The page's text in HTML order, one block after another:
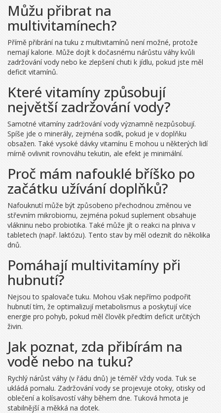
Můžu přibrat na
multivitamínech?
Přímě přibrání na tuku z multivitamínů není možné, protože
nemají kalorie. Může dojít k dočasnému nárůstu váhy kvůli
zadržování vody nebo ke zlepšení chuti k jídlu, pokud jste měl
deficit vitamínů.
Které vitamíny způsobují
největší zadržování vody?
Samotné vitamíny zadržování vody významně nezpůsobují.
Spíše jde o minerály, zejména sodík, pokud je v doplňku
obsažen. Také vysoké dávky vitamínu E mohou u některých lidí
mírně ovlivnit rovnováhu tekutin, ale efekt je minimální.
Proč mám nafouklé bříško po
začátku užívání doplňků?
Nafouknutí může být způsobeno přechodnou změnou ve
střevním mikrobiomu, zejména pokud suplement obsahuje
vlákninu nebo probiotika. Také může jít o reakci na plniva v
tabletech (např. laktózu). Tento stav by měl odeznít do několika
dnů.
Pomáhají multivitamíny při
hubnutí?
Nejsou to spalovače tuku. Mohou však nepřímo podpořit
hubnutí tím, že optimalizují metabolismus a poskytují více
energie pro pohyb, pokud měl člověk předtím deficit určitých
živin.
Jak poznat, zda přibírám na
vodě nebo na tuku?
Rychlý nárůst váhy (v řádu dnů) je téměř vždy voda. Tuk se
ukládá pomalu. Zadržování vody se projevuje otoky, otisky od
oblečení a kolísavostí váhy během dne. Tuková hmota je
stabilnější a měkká na dotek.